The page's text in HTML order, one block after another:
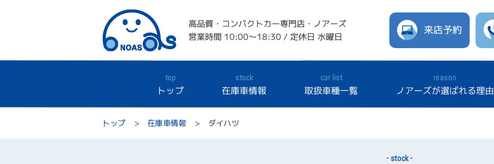
高品質・コンパクトカー専門店・ノアーズ
営業時間 10:00～18:30 / 定休日 水曜日
来店予約
top
トップ
stock
在庫車情報
car list
取扱車種一覧
reason
ノアーズが選ばれる理由
トップ 在庫車情報 ダイハツ
stock